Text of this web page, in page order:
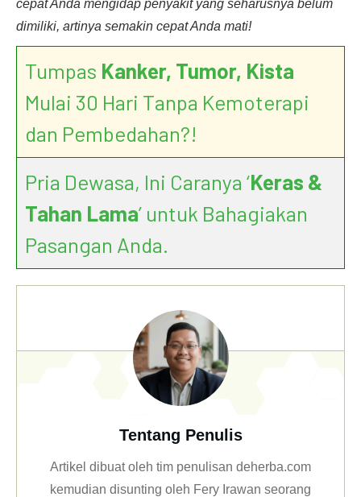
cepat Anda mengidap penyakit yang seharusnya belum
dimiliki, artinya semakin cepat Anda mati!
Tumpas Kanker, Tumor, Kista
Mulai 30 Hari Tanpa Kemoterapi
dan Pembedahan?!
Pria Dewasa, Ini Caranya ‘Keras &
Tahan Lama’ untuk Bahagiakan
Pasangan Anda.
Tentang Penulis
Artikel dibuat oleh tim penulisan deherba.com
kemudian disunting oleh Fery Irawan seorang